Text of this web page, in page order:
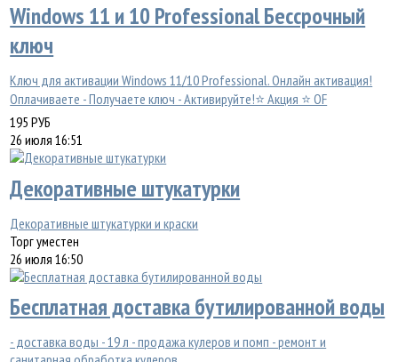
Windows 11 и 10 Professional Бессрочный
ключ
Ключ для активации Windows 11/10 Professional. Онлайн активация!
Оплачиваете - Получаете ключ - Активируйте!⭐ Акция ⭐ OF
195РУБ
26 июля 16:51
Декоративные штукатурки
Декоративные штукатурки и краски
Торг уместен
26 июля 16:50
Бесплатная доставка бутилированной воды
- доставка воды - 19 л - продажа кулеров и помп - ремонт и